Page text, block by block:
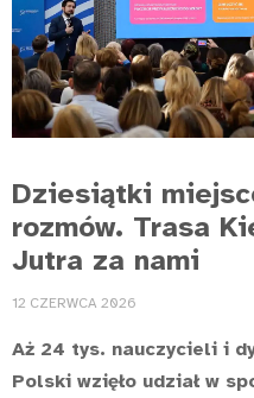
Dziesiątki
rozmów. Trasa
Jutra za nami
12 CZERWCA 2026
Aż 24 tys. nauczycieli i
Polski wzięło udział w